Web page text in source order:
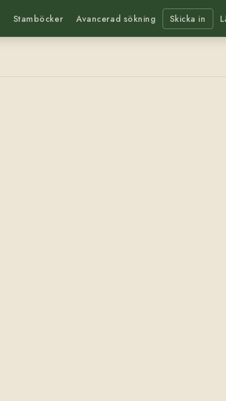
Stamböcker Avancerad sökning Skicka in